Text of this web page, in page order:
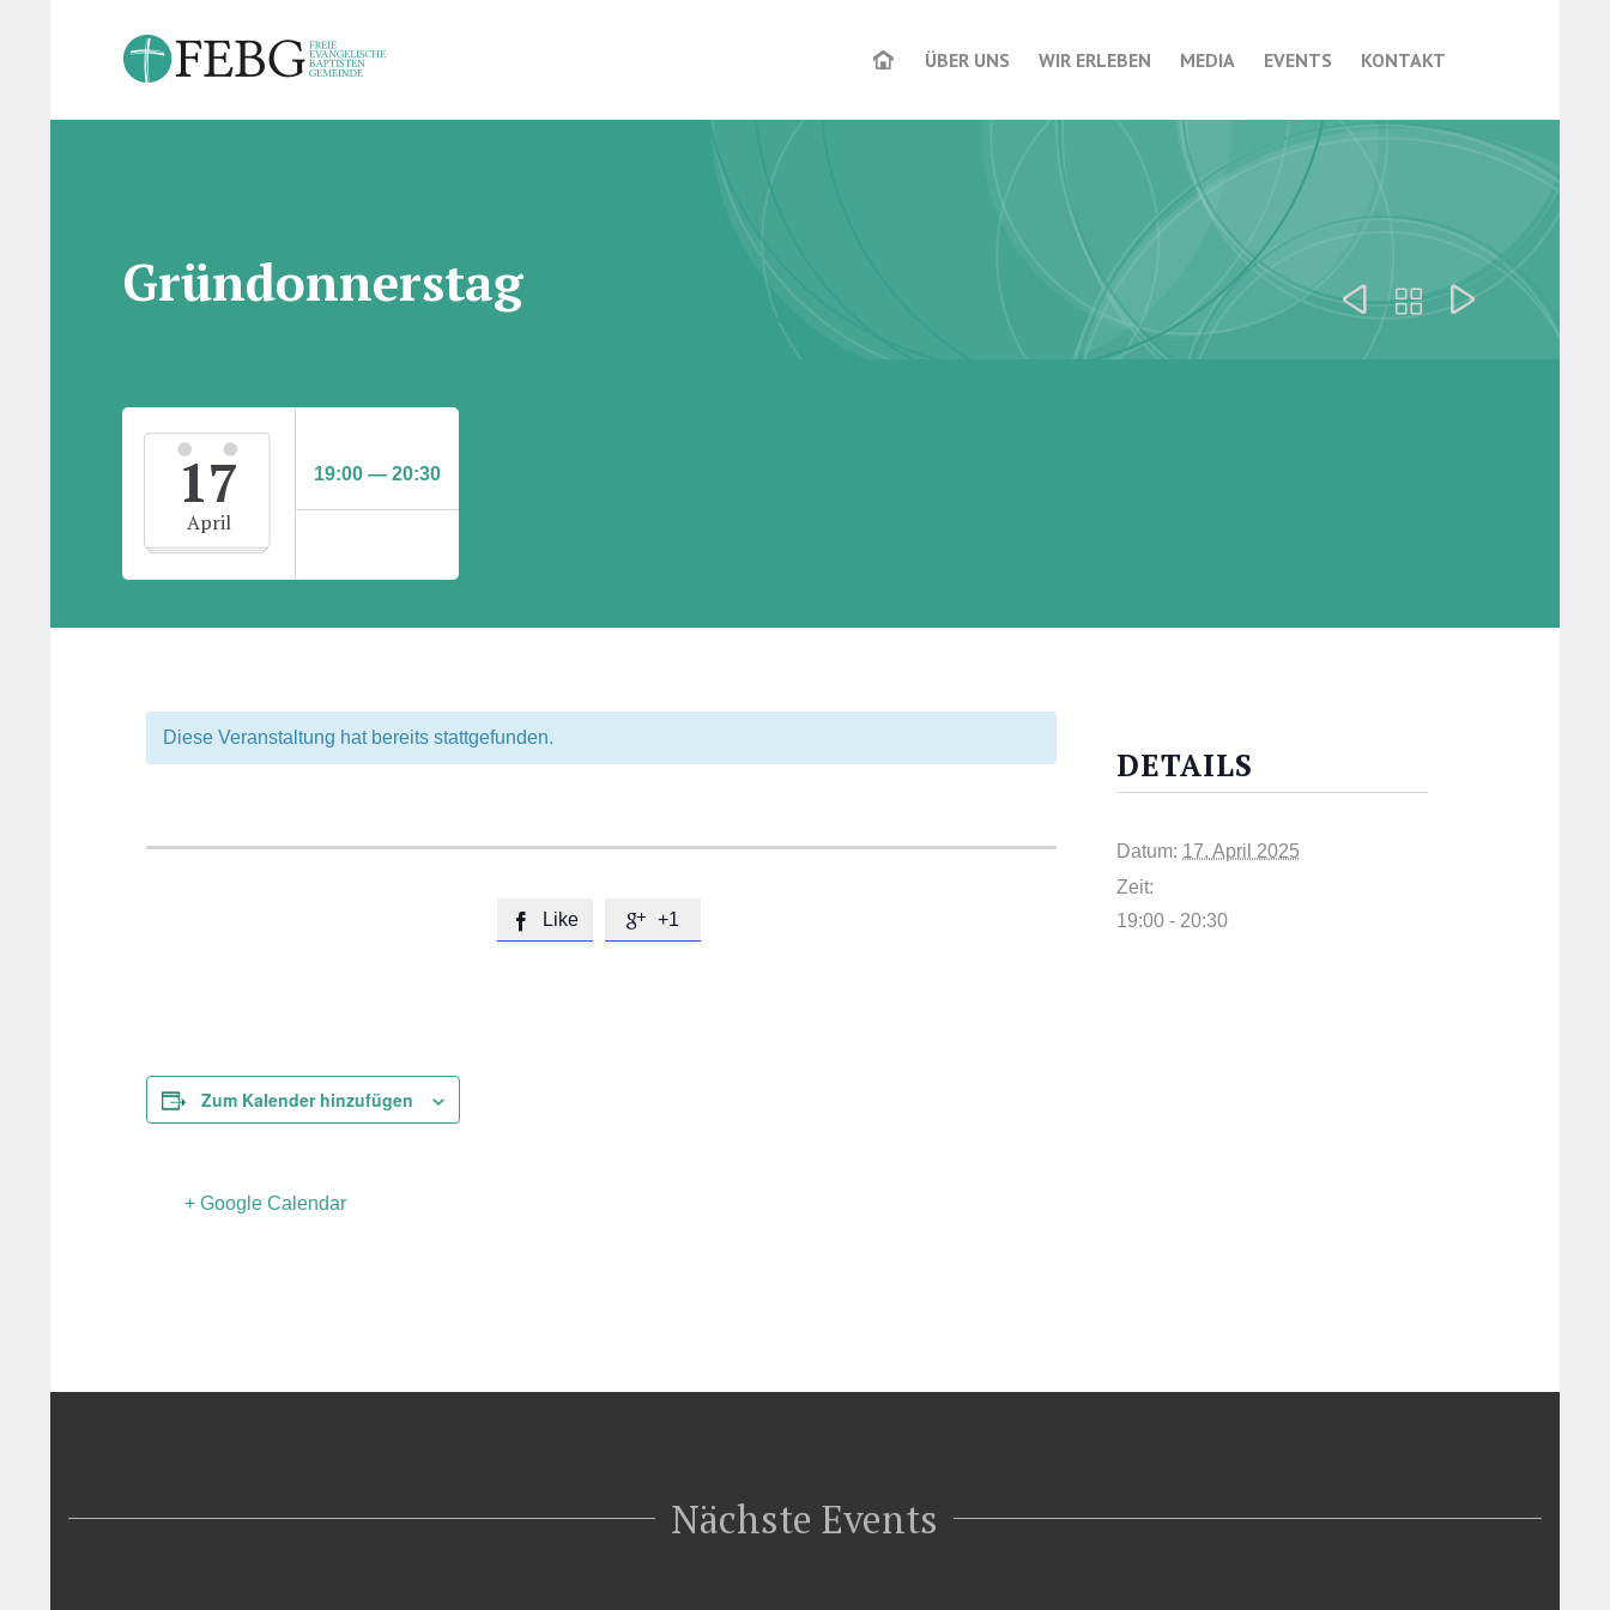
content
ÜBER UNS WIR ERLEBEN MEDIA EVENTS KONTAKT
Gründonnerstag   
17
April
19:00 — 20:30
Diese Veranstaltung hat bereits stattgefunden.
 Like  +1
Zum Kalender hinzufügen
+ Google Calendar
DETAILS
Datum: 17. April 2025
Zeit:
19:00 - 20:30
Nächste Events